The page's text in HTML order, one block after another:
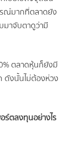
รณ์มากที่ตลาดยัง
มาจับตาดูว่ามี
ตลาดหุ้นก็ยังมี
ดังนั้นไม่ต้องห่วง
ตลงทุนอย่างไร